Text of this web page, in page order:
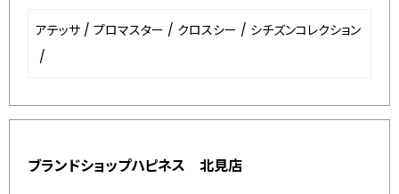
アテッサ / プロマスター / クロスシー / シチズンコレクション
/
ブランドショップハピネス 北見店